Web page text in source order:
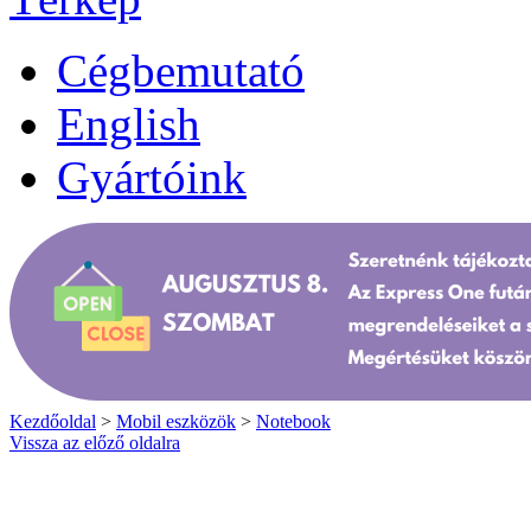
Cégbemutató
English
Gyártóink
Kezdőoldal > Mobil eszközök > Notebook
Vissza az előző oldalra